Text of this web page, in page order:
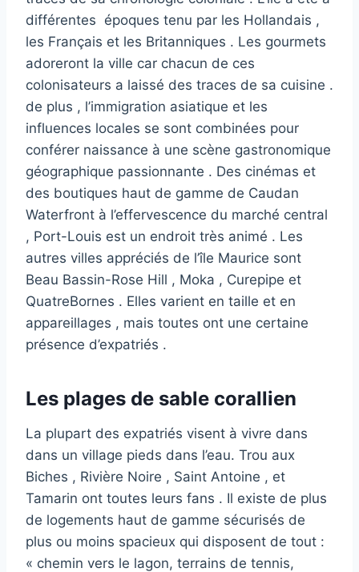
différentes époques tenu par les Hollandais ,
les Français et les Britanniques . Les gourmets
adoreront la ville car chacun de ces
colonisateurs a laissé des traces de sa cuisine .
de plus , l’immigration asiatique et les
influences locales se sont combinées pour
conférer naissance à une scène gastronomique
géographique passionnante . Des cinémas et
des boutiques haut de gamme de Caudan
Waterfront à l’effervescence du marché central
, Port-Louis est un endroit très animé . Les
autres villes appréciés de l’île Maurice sont
Beau Bassin-Rose Hill , Moka , Curepipe et
QuatreBornes . Elles varient en taille et en
appareillages , mais toutes ont une certaine
présence d’expatriés .
Les plages de sable corallien
La plupart des expatriés visent à vivre dans
dans un village pieds dans l’eau. Trou aux
Biches , Rivière Noire , Saint Antoine , et
Tamarin ont toutes leurs fans . Il existe de plus
de logements haut de gamme sécurisés de
plus ou moins spacieux qui disposent de tout :
« chemin vers le lagon, terrains de tennis,